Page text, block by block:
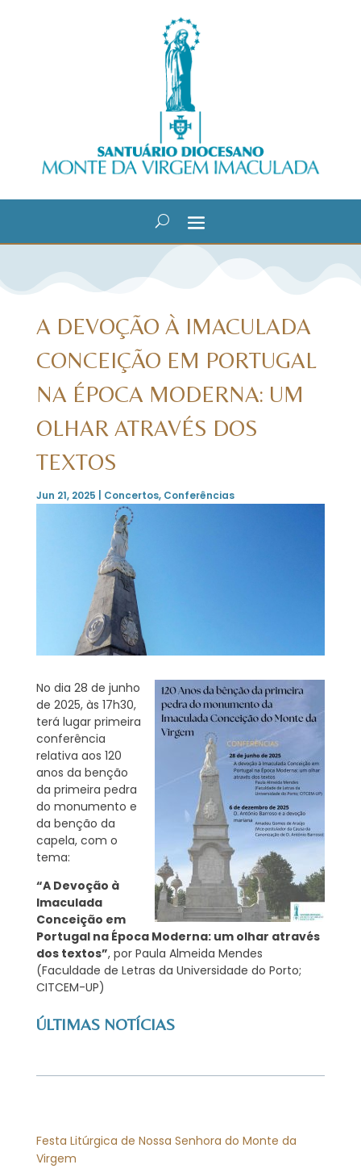
A DEVOÇÃO À IMACULADA
CONCEIÇÃO EM PORTUGAL
NA ÉPOCA MODERNA: UM
OLHAR ATRAVÉS DOS
TEXTOS
Jun 21, 2025 Concertos, Conferências
No dia 28 de junho
de 2025, às 17h30,
terá lugar primeira
conferência
relativa aos 120
anos da benção
da primeira pedra
do monumento e
da benção da
capela, com o
tema:
“A Devoção à
Imaculada
Conceição em
Portugal na Época Moderna: um olhar através
dos textos”, por Paula Almeida Mendes
(Faculdade de Letras da Universidade do Porto;
CITCEM-UP)
ÚLTIMAS NOTÍCIAS
Festa Litúrgica de Nossa Senhora do Monte da
Virgem